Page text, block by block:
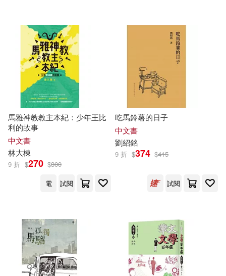
鞋包配件(2552)
寵物生活(233) 玲廊滿藝(79)
故宮精品(4) 電子書閱讀器(6)
電子書(3129) 有聲書(172)
英國HIT娛樂有限公司(64)
YUUKI HB(63) 戸ヶ里憐(63)
（美）馬克·吐溫(52) rera(50)
英國HIT娛樂公司(50)
今日動畫(49)
楊紅櫻（主編）(49)
ユケモツ(46) 劉慈欣(44)
李浩白(40) 根華編輯部(40)
中央編譯出版社(338)
中國人民大學出版社(333)
中國社會科學出版社(313)
SONY MUSIC(285)
東立(259)
湖北教育出版社(206)
時報出版(192) 尖端(190)
可超商取貨(27136)
可海外宅配(25715)
可港澳店取(24158)
可新加坡店取(23768)
可菲律賓店取(24301)
一個月內上市新品(258)
本週上市新品(33)
馬雅神教教主本紀：少年王比
利的故事
中文書
林大棟
9 折 $270 $300
電
試閱
吃馬鈴薯的日子
中文書
劉紹銘
9 折 $374 $415
試閱